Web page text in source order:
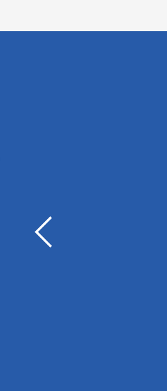
Chill Room